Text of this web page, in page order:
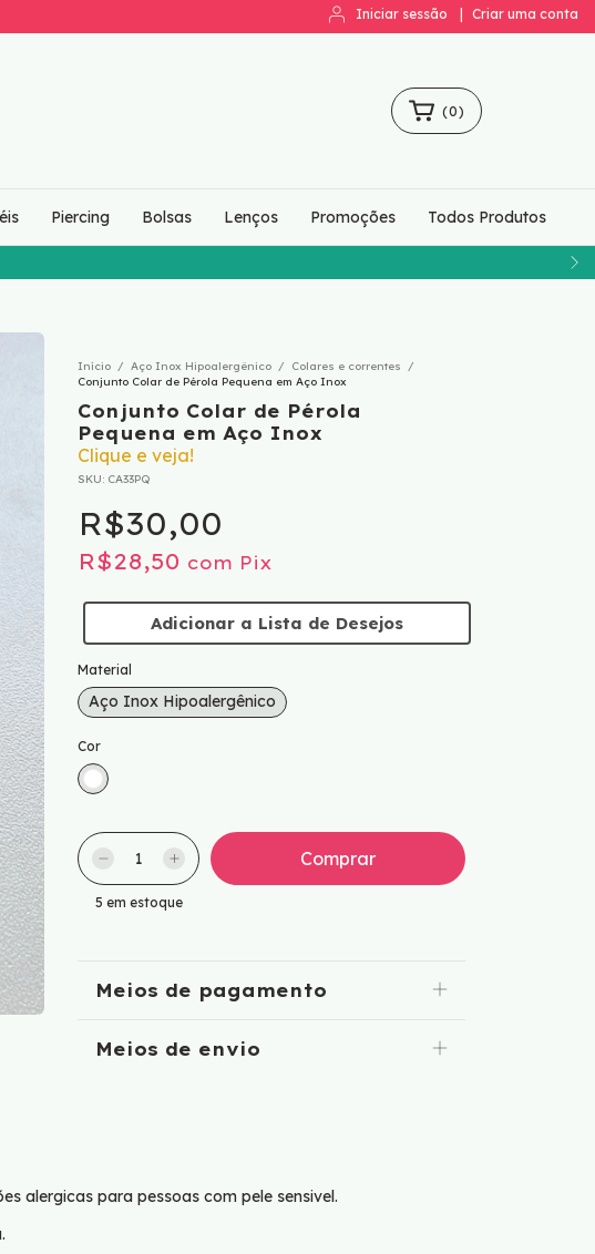
Iniciar sessão Criar uma conta
de R$150,00
(0)
Piercing Bolsas Lenços Promoções Todos Produtos
Início / Aço Inox Hipoalergênico / Colares e correntes
/
Conjunto Colar de Pérola Pequena em Aço Inox
Conjunto Colar de Pérola
Pequena em Aço Inox
Clique e veja!
SKU: CA33PQ
R$30,00
R$28,50 com Pix
Adicionar a Lista de Desejos
Material
Aço Inox Hipoalergênico
Cor
5 em estoque
Meios de pagamento
Meios de envio
alergicas para pessoas com pele sensivel.